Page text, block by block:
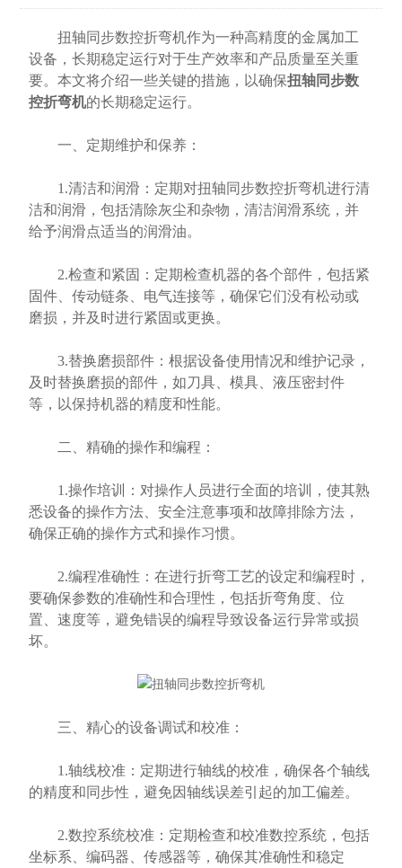
扭轴同步数控折弯机作为一种高精度的金属加工
设备，长期稳定运行对于生产效率和产品质量至关重
要。本文将介绍一些关键的措施，以确保扭轴同步数
控折弯机的长期稳定运行。
一、定期维护和保养：
1.清洁和润滑：定期对扭轴同步数控折弯机进行清
洁和润滑，包括清除灰尘和杂物，清洁润滑系统，并
给予润滑点适当的润滑油。
2.检查和紧固：定期检查机器的各个部件，包括紧
固件、传动链条、电气连接等，确保它们没有松动或
磨损，并及时进行紧固或更换。
3.替换磨损部件：根据设备使用情况和维护记录，
及时替换磨损的部件，如刀具、模具、液压密封件
等，以保持机器的精度和性能。
二、精确的操作和编程：
1.操作培训：对操作人员进行全面的培训，使其熟
悉设备的操作方法、安全注意事项和故障排除方法，
确保正确的操作方式和操作习惯。
2.编程准确性：在进行折弯工艺的设定和编程时，
要确保参数的准确性和合理性，包括折弯角度、位
置、速度等，避免错误的编程导致设备运行异常或损
坏。
三、精心的设备调试和校准：
1.轴线校准：定期进行轴线的校准，确保各个轴线
的精度和同步性，避免因轴线误差引起的加工偏差。
2.数控系统校准：定期检查和校准数控系统，包括
坐标系、编码器、传感器等，确保其准确性和稳定